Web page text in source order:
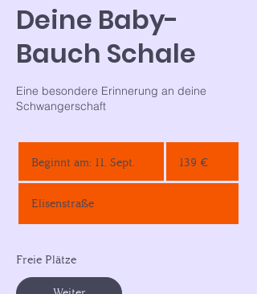
Deine Baby-
Bauch Schale
Eine besondere Erinnerung an deine
Schwangerschaft
Beginnt am: 11. Sept.
e
n
139 €
Elisenstraße
Freie Plätze